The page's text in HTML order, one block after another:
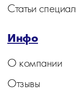
Статьи
Инфо
О компании
Отзывы